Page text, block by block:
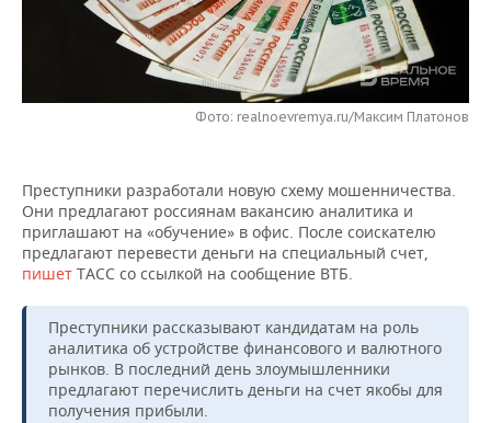
НЕФТЕХИМИЯ
ОПК
РОЗНИЧНАЯ ТОРГОВЛЯ
НОВОСТИ ТЕХНОЛОГИЙ
ТЕЛЕКОММУНИКАЦИИ
МЕРОПРИЯТИЯ
НОВОСТИ МЕРОПРИЯТИЙ
БИЗНЕС-БРАНЧИ
ONLINE-КОНФЕРЕНЦИИ
ФУТБОЛ
ХОККЕЙ
ВОЛЕЙБОЛ
КИБЕРСПОРТ
НОВОСТИ ОБЩЕСТВА
ВЛАСТЬ
ИСТОРИЯ
КУЛЬТУРА
ФОТОГАЛЕРЕЯ
СЮЖЕТЫ
СПИСОК ПЕРСОН
СПИСОК КОМПАНИЙ
ПОЛНАЯ ВЕРСИЯ
Фото: realnoevremya.ru/Максим Платонов
Преступники разработали новую схему мошенничества.
Они предлагают россиянам вакансию аналитика и
приглашают на «обучение» в офис. После соискателю
предлагают перевести деньги на специальный счет,
пишет ТАСС со ссылкой на сообщение ВТБ.
Преступники рассказывают кандидатам на роль
аналитика об устройстве финансового и валютного
рынков. В последний день злоумышленники
предлагают перечислить деньги на счет якобы для
получения прибыли.